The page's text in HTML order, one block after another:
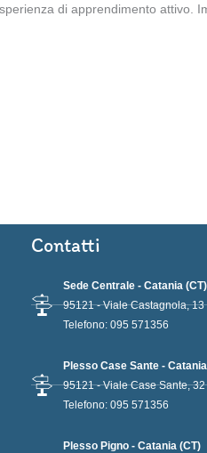
di apprendimento attivo.
Contatti
Sede Centrale - Catania (CT)
95121 - Viale Castagnola, 13
Telefono: 095 571356
Plesso Case Sante -
95121 - Viale Case Sante, 32
Telefono: 095 571356
Plesso Pigno - Catania (CT)